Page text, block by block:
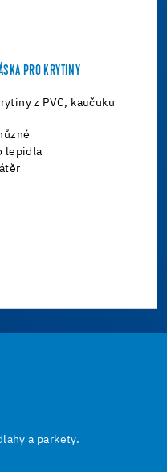
PRO KRYTINY
z PVC, kaučuku
lepidla
a parkety.